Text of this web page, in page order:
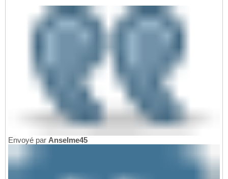
Envoyé par Anselme45